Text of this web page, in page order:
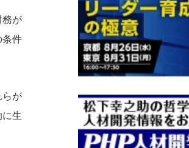
務が
条件
らが
生